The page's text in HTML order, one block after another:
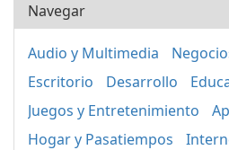
Navegar
Audio y Multimedia
Escritorio
Desarrollo
Juegos y Entretenimiento
Hogar y Pasatiempos